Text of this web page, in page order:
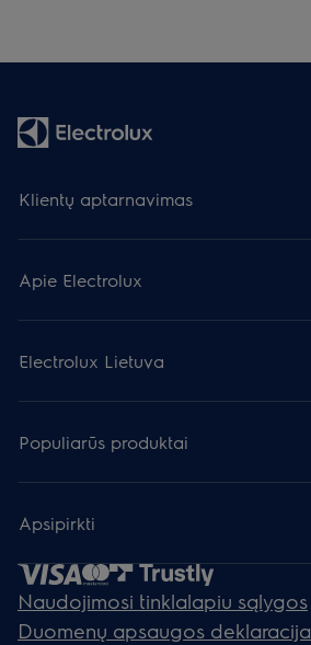
Klientų aptarnavimas
Apie Electrolux
Electrolux Lietuva
Populiarūs produktai
Apsipirkti
Naudojimosi tinklalapiu sąlygos
Duomenų apsaugos deklaracija